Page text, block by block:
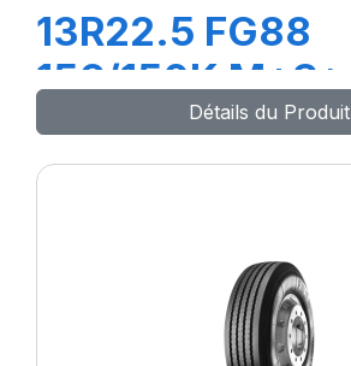
13R22.5 FG88
156/150K M+S*
Détails du Produit